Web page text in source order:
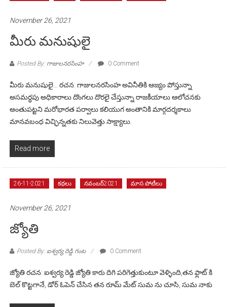
November 26, 2021
మీరు మనుషులై
Posted By: గాజులనరసింహ 0 Comment
మీరు మనుషులై… రచన: గాజులనరసింహ అవినీతికి ఆజ్యం పోస్తున్నా
అసమర్ధపు అధికారాలు దొంగలు దొరలై చేస్తున్నా రాజకీయాలు ఆలోచనకు
అంతుపట్టని మరోభారత పర్వాలు కలియుగ అంతానికి మార్గదర్శకాలు
మానవబంధ విచ్ఛిన్నతకు నిలువెత్తు సాక్ష్యాలు.
Read more
26-11-2021 కథలు నవంబర్2021 మాస పోటీలు
November 26, 2021
జ్యోతి
Posted By: ఐశ్వర్య రెడ్డి గంట 0 Comment
జ్యోతి రచన: ఐశ్వర్య రెడ్డి జ్యోతి కారు దిగి పరిగెత్తుకుంటూ వెళ్ళింది,తన ఫ్లాట్ కి
బెల్ కొట్టగానే, డోర్ ఓపెన్ చేసిన తన రూమ్ మేట్ సుమ ను చూసి, సుమ నాకు